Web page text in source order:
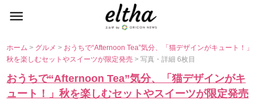
ホーム> グルメ> おうちで“Afternoon Tea”気分、「猫デザインがキュート！」
秋を楽しむセットやスイーツが限定発売> 写真・詳細 6枚目
おうちで“Afternoon Tea”気分、「猫デザインがキ
ュート！」秋を楽しむセットやスイーツが限定発売